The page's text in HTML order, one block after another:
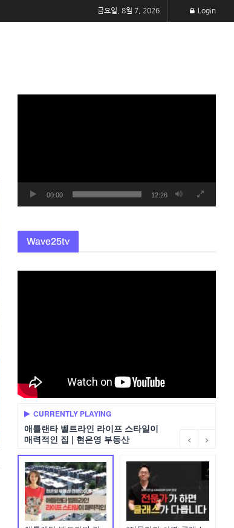
금요일, 8월 7, 2026 Login
00:00 12:26
Wave25tv
CURRENTLY PLAYING
애틀랜타 벨트라인 라이프 스타일이
매력적인 집 | 현은영 부동산